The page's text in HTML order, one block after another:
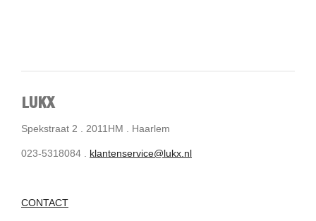
LUKX
Spekstraat 2 . 2011HM . Haarlem
023-5318084 . klantenservice@lukx.nl
CONTACT